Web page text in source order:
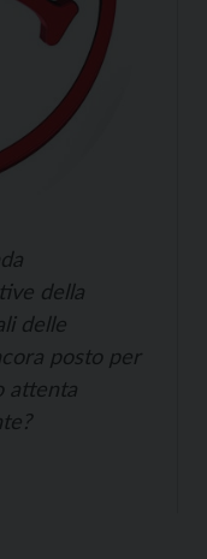
della
delle
posto per
attenta